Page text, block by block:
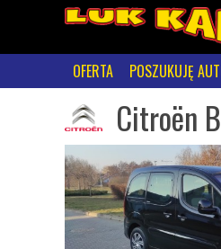
OFERTA POSZUKUJĘ
Citroën